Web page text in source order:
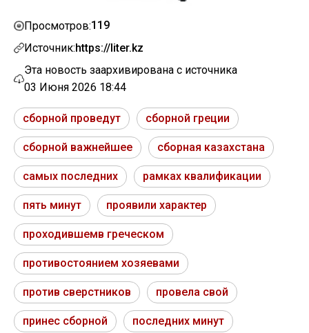
Просмотров:119
Источник:https://liter.kz
Эта новость заархивирована с источника
03 Июня 2026 18:44
сборной проведут сборной греции
сборной важнейшее сборная казахстана
самых последних рамках квалификации
пять минут проявили характер
проходившемв греческом
противостоянием хозяевами
против сверстников провела свой
принес сборной последних минут